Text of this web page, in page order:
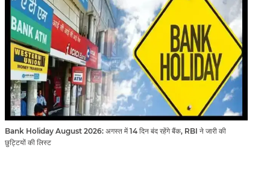
Bank Holiday August 2026: अगस्त में 14 दिन बंद रहेंगे बैंक, RBI ने जारी की
छुट्टियों की लिस्ट​​​​​​​